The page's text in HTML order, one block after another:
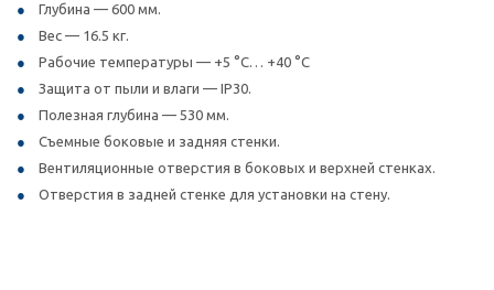
Глубина — 600 мм.
Вес — 16.5 кг.
Рабочие температуры — +5 °C… +40 °C
Защита от пыли и влаги — IP30.
Полезная глубина — 530 мм.
Съемные боковые и задняя стенки.
Вентиляционные отверстия в боковых и верхней стенках.
Отверстия в задней стенке для установки на стену.